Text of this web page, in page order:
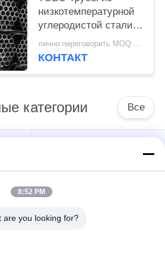
низкотемпературной
углеродистой стали
эксплуатации |
лично переговорить MOQ:1 шт.
КОНТАКТ
категории Все
труба нержавеющей
стали
покрынная стальная
8:52 PM
are you looking for?